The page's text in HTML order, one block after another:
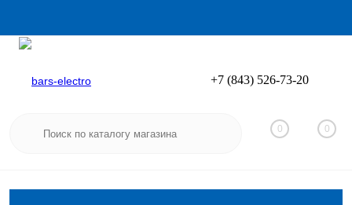
Вход
+7 (843) 526-73-20
0 0